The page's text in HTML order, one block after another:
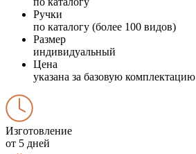
Ручки
по каталогу (более 100 видов)
Размер
индивидуальный
Цена
указана за базовую комплектацию
Изготовление
от 5 дней